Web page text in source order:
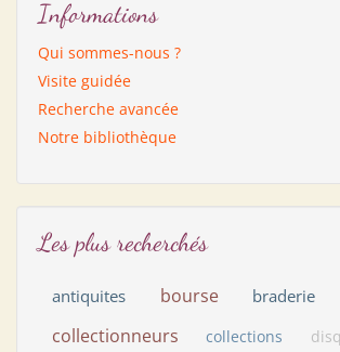
Informations
Qui sommes-nous ?
Visite guidée
Recherche avancée
Notre bibliothèque
Les plus recherchés
antiquites bourse braderie
collectionneurs collections